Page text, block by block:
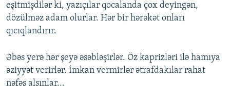
eşitmişdilər ki, yazıçılar qocalanda çox deyingən,
dözülməz adam olurlar. Hər bir hərəkət onları
qıcıqlandırır.
Əbəs yerə hər şeyə əsəbləşirlər. Öz kaprizləri ilə hamıya
əziyyət verirlər. İmkan vermirlər ətrafdakılar rahat
nəfəs alsınlar...